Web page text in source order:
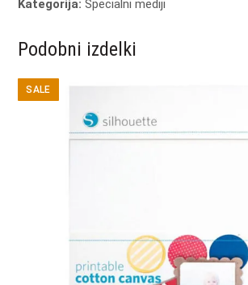
Inch
Kategorija:Specialni mediji
Podobni izdelki
SALE